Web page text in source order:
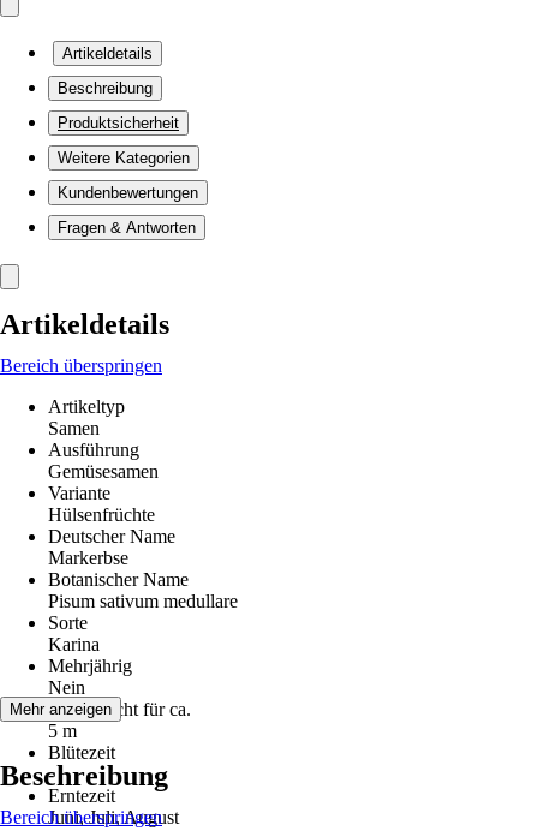
Artikeldetails
Beschreibung
Produktsicherheit
Weitere Kategorien
Kundenbewertungen
Fragen & Antworten
Artikeldetails
Bereich überspringen
Artikeltyp
Samen
Ausführung
Gemüsesamen
Variante
Hülsenfrüchte
Deutscher Name
Markerbse
Botanischer Name
Pisum sativum medullare
Sorte
Karina
Mehrjährig
Nein
Inhalt reicht für ca.
5 m
Blütezeit
-
Erntezeit
Juni, Juli, August
Mehr anzeigen
Beschreibung
Bereich überspringen